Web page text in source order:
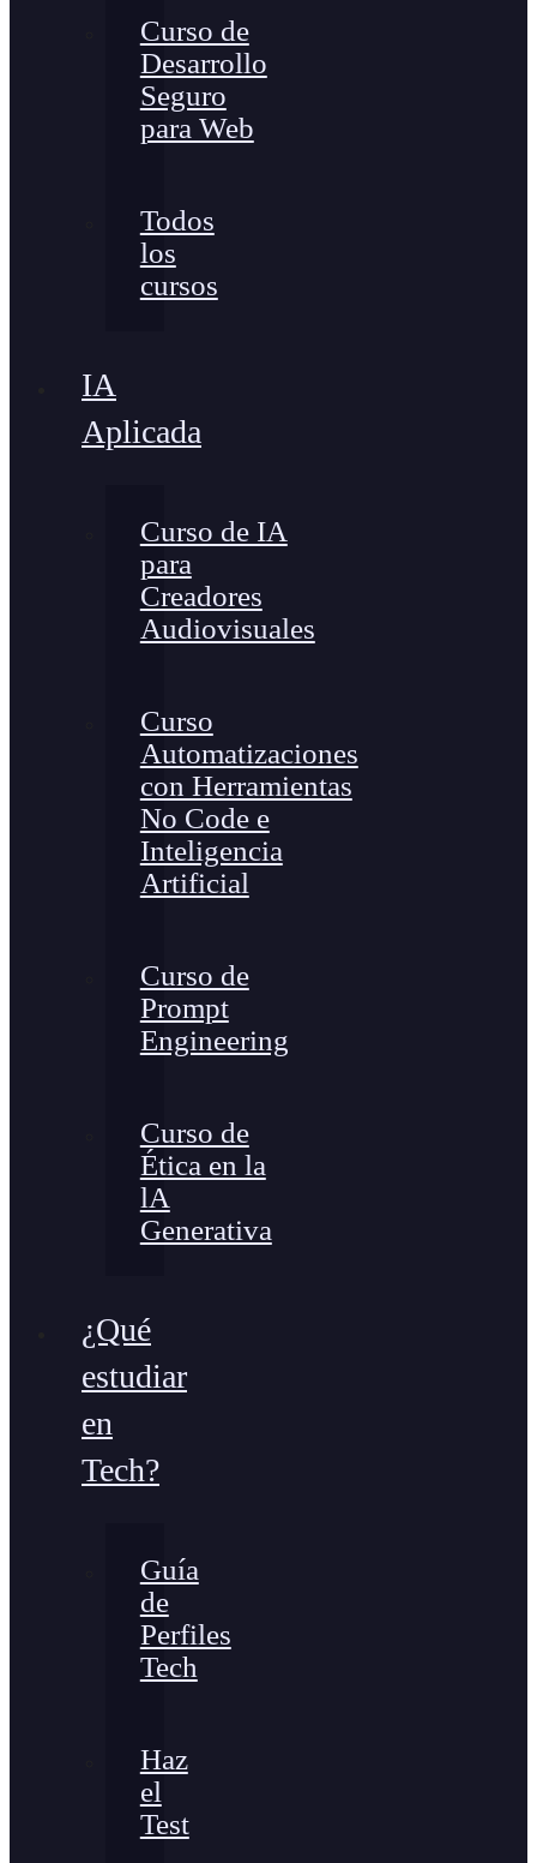
Curso de
Desarrollo
Seguro
para Web
Todos
los
cursos
IA
Aplicada
Curso de IA
para
Creadores
Audiovisuales
Curso
Automatizaciones
con Herramientas
No Code e
Inteligencia
Artificial
Curso de
Prompt
Engineering
Curso de
Ética en la
lA
Generativa
¿Qué
estudiar
en
Tech?
Guía
de
Perfiles
Tech
Haz
el
Test